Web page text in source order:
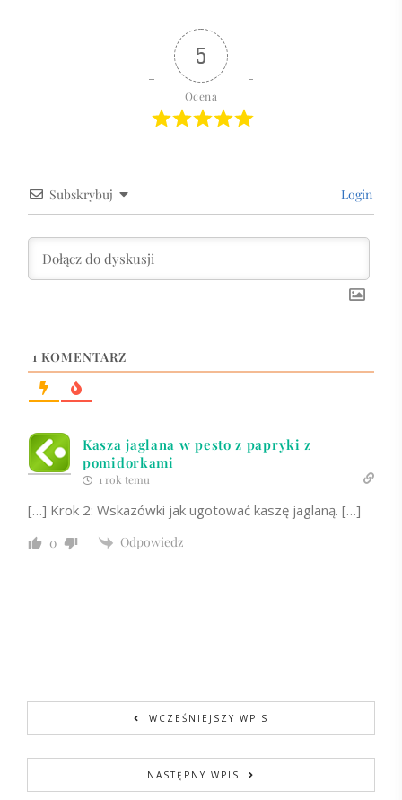
5
Ocena
Subskrybuj Login
1 KOMENTARZ
Kasza jaglana w pesto z papryki z
pomidorkami
1 rok temu
[…] Krok 2: Wskazówki jak ugotować kaszę jaglaną. […]
0 Odpowiedz
WCZEŚNIEJSZY WPIS
NASTĘPNY WPIS